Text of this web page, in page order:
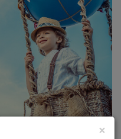
×